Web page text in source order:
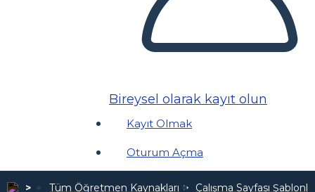
Bireysel olarak kayıt olun
Kayıt Olmak
Oturum Açma
Tüm Öğretmen Kaynakları Çalışma Sayfası